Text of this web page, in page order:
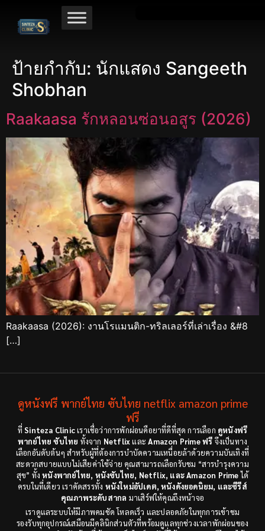
ป้ายกำกับ: นักแสดง Sangeeth
Shobhan
Raakaasa รักหลอนซ่อนอสูร (2026)
Raakaasa (2026): งานโรแมนติก-ทริลเลอร์ที่เล่าเรื่อง &#8
[…]
ดูหนังฟรี พากย์ไทย ซับไทย netflix amazon prime
ฟรี
ที่Sinteza Clinicเราเชื่อว่าการพักผ่อนคือยาที่ดีที่สุด การเลือก ดูหนังฟรี
พากย์ไทย ซับไทย ทั้งจาก NetflixและAmazon Prime ฟรี จึงเป็นทาง
เลือกอันดับต้นๆ สำหรับผู้ที่ต้องการบำบัดความเหนื่อยล้าด้วยความบันเทิงที่
สะดวกสบายแบบไม่เสียค่าใช้จ่าย คุณสามารถเลือกรับชม “สารบำรุงความ
สุข” ทั้งหนังพากย์ไทย, หนังซับไทย, Netflix, และ Amazon Primeได้
ครบในที่เดียว เราคัดสรรทั้ง หนังใหม่อัปเดต, หนังดังยอดนิยม, และซีรีส์
คุณภาพระดับสากล มาเสิร์ฟให้คุณถึงหน้าจอ
เราดูแลระบบให้มีภาพคมชัด โหลดเร็ว และปลอดภัยในทุกการเข้าชม
รองรับทุกอุปกรณ์เสมือนมีคลินิกส่วนตัวที่พร้อมดูแลทุกช่วงเวลาพักผ่อนของ